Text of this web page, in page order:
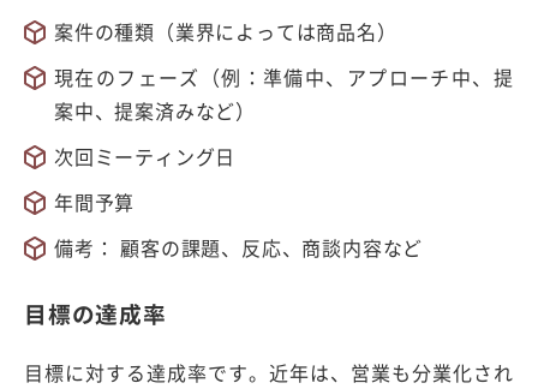
案件の種類（業界によっては商品名）
現在のフェーズ（例：準備中、アプローチ中、提
案中、提案済みなど）
次回ミーティング日
年間予算
備考： 顧客の課題、反応、商談内容など
目標の達成率
目標に対する達成率です。近年は、営業も分業化され